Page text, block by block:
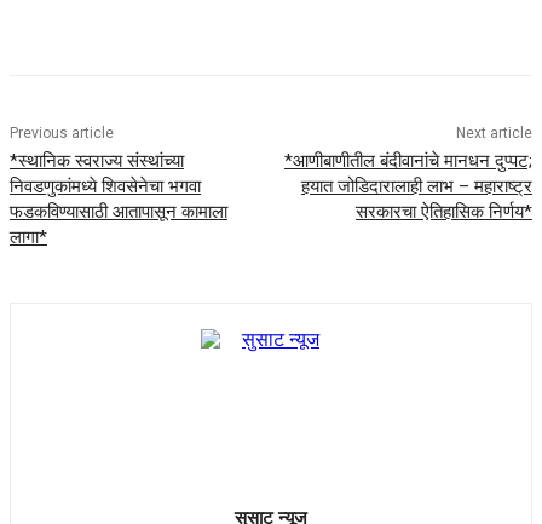
Previous article
*स्थानिक स्वराज्य संस्थांच्या
निवडणुकांमध्ये शिवसेनेचा भगवा
फडकविण्यासाठी आतापासून कामाला
लागा*
Next article
*आणीबाणीतील बंदीवानांचे मानधन दुप्पट;
हयात जोडिदारालाही लाभ – महाराष्ट्र
सरकारचा ऐतिहासिक निर्णय*
सुसाट न्यूज